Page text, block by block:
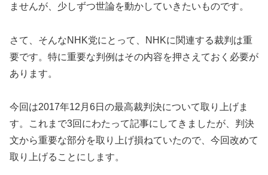
ませんが、少しずつ世論を動かしていきたいものです。
さて、そんなNHK党にとって、NHKに関連する裁判は重
要です。特に重要な判例はその内容を押さえておく必要が
あります。
今回は2017年12月6日の最高裁判決について取り上げま
す。これまで3回にわたって記事にしてきましたが、判決
文から重要な部分を取り上げ損ねていたので、今回改めて
取り上げることにします。